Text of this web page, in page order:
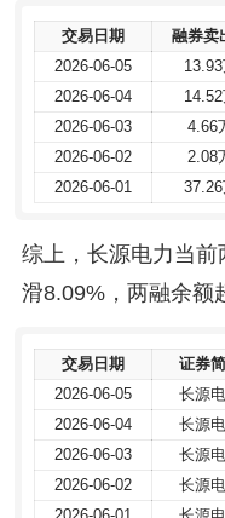
交易日期 融券卖
2026-06-05
2026-06-04
2026-06-03
4.66
2026-06-02
2.08
2026-06-01
交易日期 融券卖
2026-06-05
2026-06-04
2026-06-03
4.66
2026-06-02
2.08
2026-06-01
综上，长源电力当
滑8.09%，两融余额
交易日期 证券
2026-06-05
长源
2026-06-04
长源
2026-06-03
长源
2026-06-02
长源
交易日期 证券
2026-06-05
长源
2026-06-04
长源
2026-06-03
长源
2026-06-02
长源